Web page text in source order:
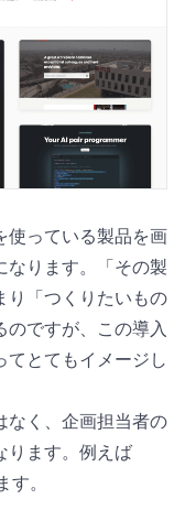
使っている製品を画
なります。「その製
り「つくりたいもの
のですが、この導入
とてもイメージし
なく、企画担当者の
ります。例えば
。